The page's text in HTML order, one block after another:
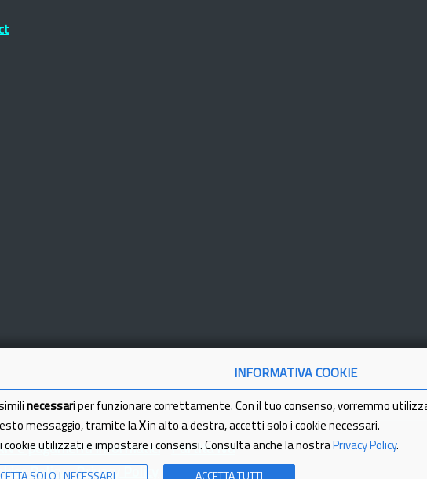
e pagamenti informatici
Partita Iva
Policy Privacy Policy
INFORMATIVA COOKIE
necessari per funzionare correttamente. Con il tuo consenso, vorremmo
messaggio, tramite la Xin alto a destra, accetti solo i cookie necessari.
cookie utilizzati e impostare i consensi. Consulta anche la nostra Privacy Policy.